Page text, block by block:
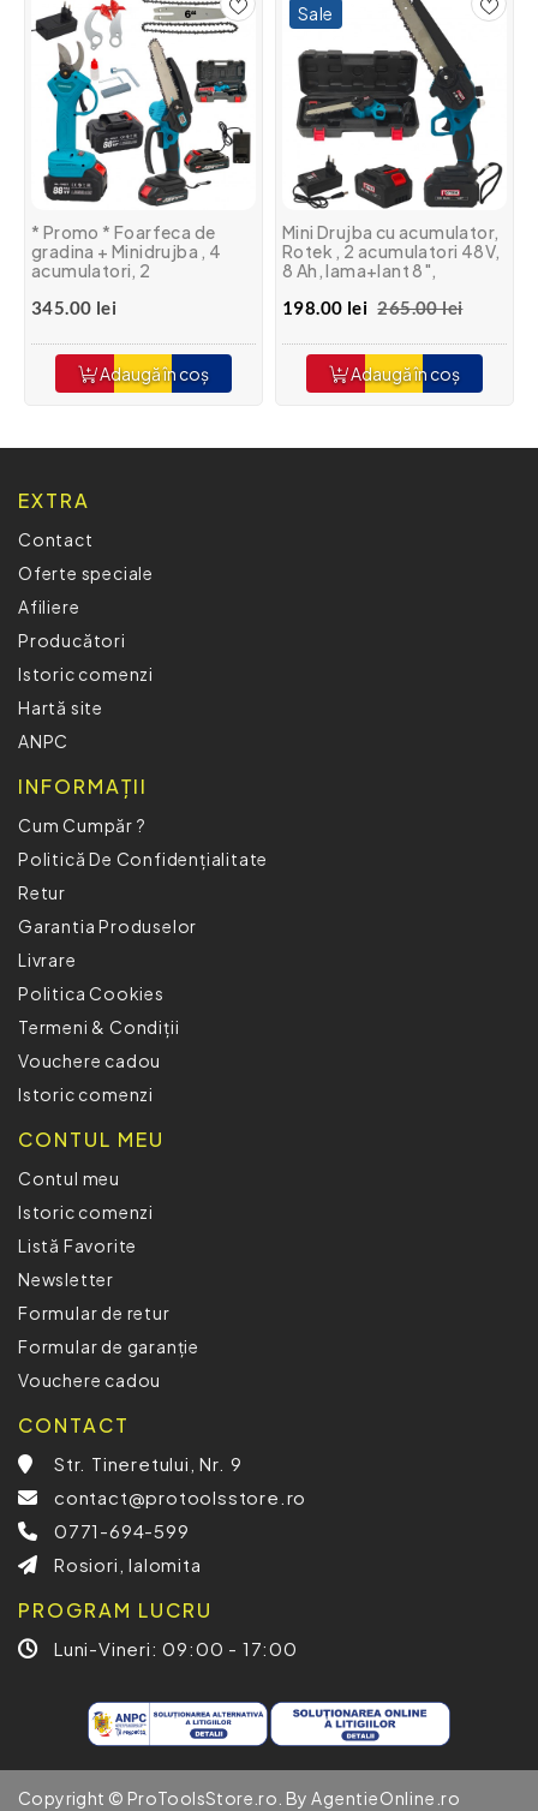
* Promo * Foarfeca de
gradina + Minidrujba , 4
acumulatori, 2
lanturi, Cutite de schimb
345.00 lei
Adaugă în coș
Sale
Mini Drujba cu acumulator,
Rotek , 2 acumulatori 48V,
8 Ah, lama+lant 8",
Nou
198.00 lei 265.00 lei
Adaugă în coș
EXTRA
Contact
Oferte speciale
Afiliere
Producători
Istoric comenzi
Hartă site
ANPC
INFORMAȚII
Cum Cumpăr ?
Politică De Confidențialitate
Retur
Garantia Produselor
Livrare
Politica Cookies
Termeni & Condiții
Vouchere cadou
Istoric comenzi
CONTUL MEU
Contul meu
Istoric comenzi
Listă Favorite
Newsletter
Formular de retur
Formular de garanție
Vouchere cadou
CONTACT
Str. Tineretului, Nr. 9
contact@protoolsstore.ro
0771-694-599
Rosiori, Ialomita
PROGRAM LUCRU
Luni-Vineri: 09:00 - 17:00
Copyright © ProToolsStore.ro. ByAgentieOnline.ro